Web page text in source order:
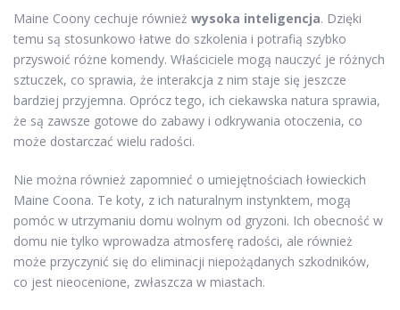
Maine Coony cechuje również wysoka inteligencja. Dzięki
temu są stosunkowo łatwe do szkolenia i potrafią szybko
przyswoić różne komendy. Właściciele mogą nauczyć je różnych
sztuczek, co sprawia, że interakcja z nim staje się jeszcze
bardziej przyjemna. Oprócz tego, ich ciekawska natura sprawia,
że są zawsze gotowe do zabawy i odkrywania otoczenia, co
może dostarczać wielu radości.
Nie można również zapomnieć o umiejętnościach łowieckich
Maine Coona. Te koty, z ich naturalnym instynktem, mogą
pomóc w utrzymaniu domu wolnym od gryzoni. Ich obecność w
domu nie tylko wprowadza atmosferę radości, ale również
może przyczynić się do eliminacji niepożądanych szkodników,
co jest nieocenione, zwłaszcza w miastach.